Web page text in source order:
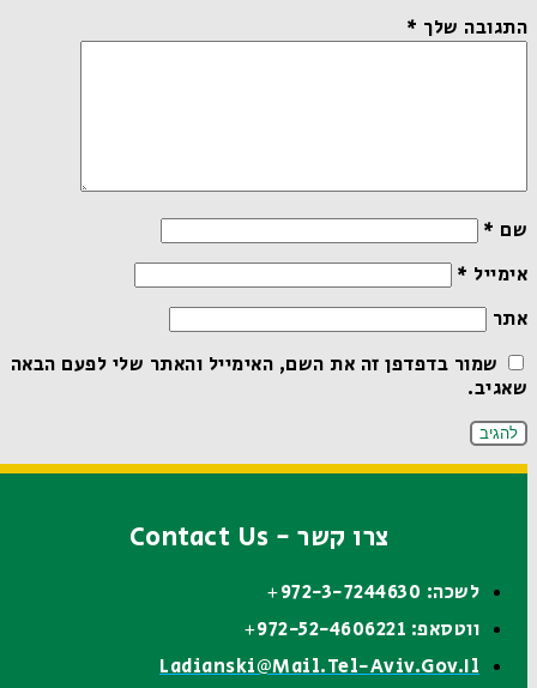
התגובה שלך*
שם*
אימייל*
אתר
שמור בדפדפן זה את השם, האימייל והאתר שלי לפעם הבאה
שאגיב.
צרו קשר - Contact Us
לשכה: 972-3-7244630+
ווטסאפ: 972-52-4606221+
Ladianski@mail.tel-Aviv.gov.il